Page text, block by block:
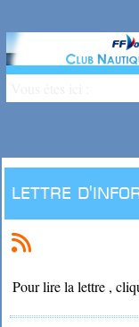
lettre
Pour lire la lettre ,